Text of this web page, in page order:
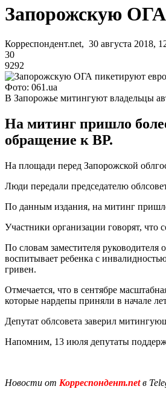
Запорожскую
Корреспондент.net, 30 августа 2018,
30
9292
Фото: 061.ua
В Запорожье митингуют владельцы
На митинг пришло
обращение к ВР.
На площади перед Запорожской
Люди передали председателю
По данным издания, на митинг
Участники организации говорят, что
По словам заместителя
воспитывает ребенка с
гривен.
Отмечается, что в сентябре
которые нардепы приняли в начале
Депутат облсовета заверил
Напомним, 13 июля депутаты
Новости от Корреспондент.netв